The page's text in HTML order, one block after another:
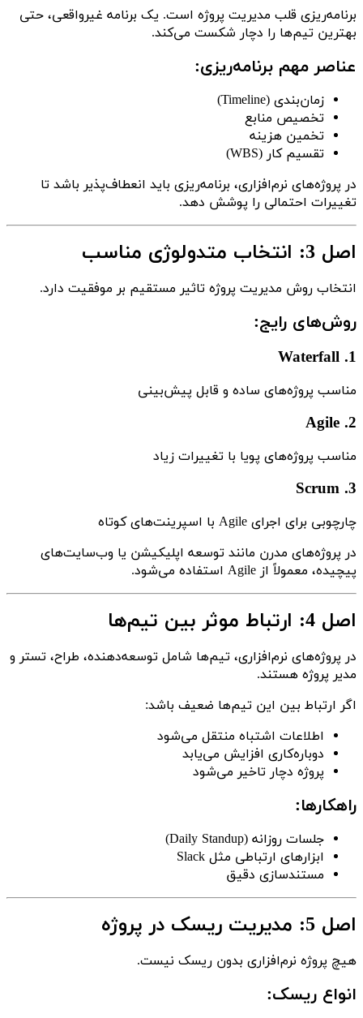
برنامه‌ریزی قلب مدیریت پروژه است. یک برنامه غیرواقعی، حتی
بهترین تیم‌ها را دچار شکست می‌کند.
عناصر مهم برنامه‌ریزی:
زمان‌بندی (Timeline)
تخصیص منابع
تخمین هزینه
تقسیم کار (WBS)
در پروژه‌های نرم‌افزاری، برنامه‌ریزی باید انعطاف‌پذیر باشد تا
تغییرات احتمالی را پوشش دهد.
اصل 3: انتخاب متدولوژی مناسب
انتخاب روش مدیریت پروژه تاثیر مستقیم بر موفقیت دارد.
روش‌های رایج:
1. Waterfall
مناسب پروژه‌های ساده و قابل پیش‌بینی
2. Agile
مناسب پروژه‌های پویا با تغییرات زیاد
3. Scrum
چارچوبی برای اجرای Agile با اسپرینت‌های کوتاه
در پروژه‌های مدرن مانند توسعه اپلیکیشن یا وب‌سایت‌های
پیچیده، معمولاً از Agile استفاده می‌شود.
اصل 4: ارتباط موثر بین تیم‌ها
در پروژه‌های نرم‌افزاری، تیم‌ها شامل توسعه‌دهنده، طراح، تستر و
مدیر پروژه هستند.
اگر ارتباط بین این تیم‌ها ضعیف باشد:
اطلاعات اشتباه منتقل می‌شود
دوباره‌کاری افزایش می‌یابد
پروژه دچار تاخیر می‌شود
راهکارها:
جلسات روزانه (Daily Standup)
ابزارهای ارتباطی مثل Slack
مستندسازی دقیق
اصل 5: مدیریت ریسک در پروژه
هیچ پروژه نرم‌افزاری بدون ریسک نیست.
انواع ریسک: